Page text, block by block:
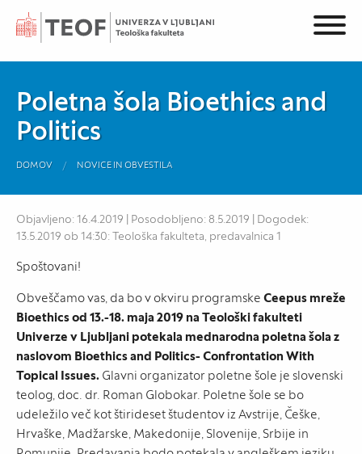
Poletna šola Bioethics and
Politics
DOMOV NOVICE IN OBVESTILA
Objavljeno: 16.4.2019 | Posodobljeno: 8.5.2019 | Dogodek:
13.5.2019 ob 14:30: Teološka fakulteta, predavalnica 1
Spoštovani!
Obveščamo vas, da bo v okviru programske Ceepus mreže
Bioethics od 13.-18. maja 2019 na Teološki fakulteti
Univerze v Ljubljani potekala mednarodna poletna šola z
naslovom Bioethics and Politics- Confrontation With
Topical Issues. Glavni organizator poletne šole je slovenski
teolog, doc. dr. Roman Globokar. Poletne šole se bo
udeležilo več kot štirideset študentov iz Avstrije, Češke,
Hrvaške, Madžarske, Makedonije, Slovenije, Srbije in